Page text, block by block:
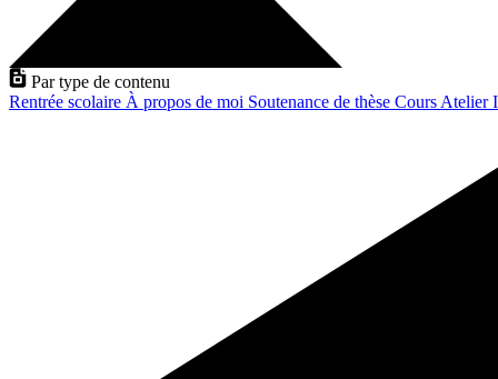
Par type de contenu
Rentrée scolaire À propos de moi Soutenance de thèse Cours Atelier